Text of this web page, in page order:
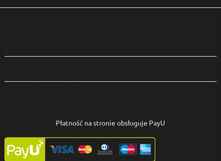
Płatność na stronie obsługuje PayU